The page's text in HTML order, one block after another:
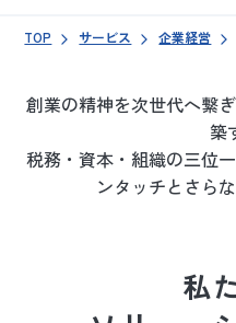
TOP サービス 企業経営
創業の精神を次世代へ繋
築
税務・資本・組織の三位
ンタッチとさら
私